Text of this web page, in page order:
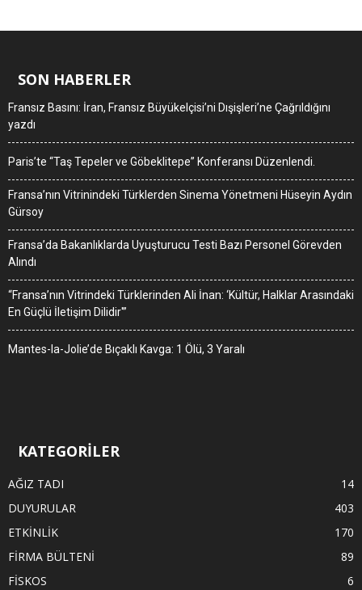
SON HABERLER
Fransız Basını: İran, Fransız Büyükelçisi’ni Dışişleri’ne Çağrıldığını
yazdı
Paris’te “Taş Tepeler ve Göbeklitepe” Konferansı Düzenlendi.
Fransa’nın Vitrinindeki Türklerden Sinema Yönetmeni Hüseyin Aydın
Gürsoy
Fransa’da Bakanlıklarda Uyuşturucu Testi Bazı Personel Görevden
Alındı
“Fransa’nın Vitrindeki Türklerinden Ali İnan: ‘Kültür, Halklar Arasındaki
En Güçlü İletişim Dilidir'”
Mantes-la-Jolie’de Bıçaklı Kavga: 1 Ölü, 3 Yaralı
KATEGORİLER
AĞIZ TADI
14
DUYURULAR
403
ETKİNLİK
170
FİRMA BÜLTENİ
89
FİSKOS
6